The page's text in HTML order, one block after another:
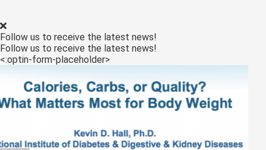
Follow us to receive the latest news!
Follow us to receive the latest news!
<:optin-form-placeholder>
deze
kan de
worden